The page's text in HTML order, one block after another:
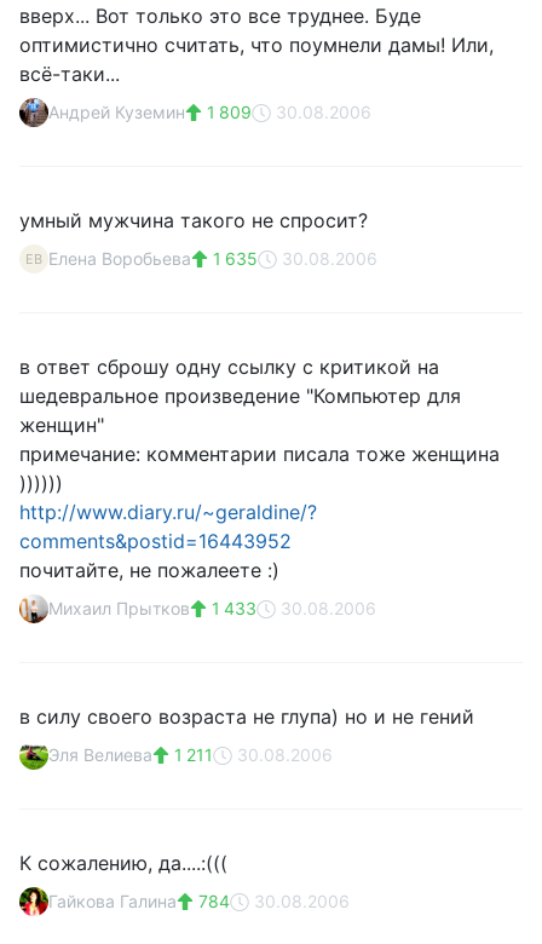
вверх... Вот только это все труднее. Буде
оптимистично считать, что поумнели дамы! Или,
всё-таки...
Андрей Куземин 1 809 30.08.2006
умный мужчина такого не спросит?
ЕВ Елена Воробьева 1 635 30.08.2006
в ответ сброшу одну ссылку с критикой на
шедевральное произведение "Компьютер для
женщин"
примечание: комментарии писала тоже женщина
))))))
http://www.diary.ru/~geraldine/?
comments&postid=16443952
почитайте, не пожалеете :)
Михаил Прытков 1 433 30.08.2006
в силу своего возраста не глупа) но и не гений
Эля Велиева 1 211 30.08.2006
К сожалению, да....:(((
Гайкова Галина 784 30.08.2006